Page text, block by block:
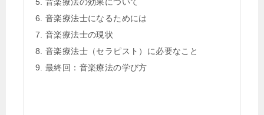
音楽療法士になるためには
音楽療法士の現状
音楽療法士（セラピスト）に必要なこと
最終回：音楽療法の学び方